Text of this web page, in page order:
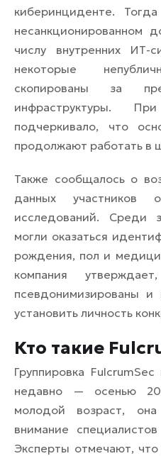
киберинциденте.
несанкционированном
числу внутренних ИТ-
некоторые
скопированы за
инфраструктуры.
подчеркивало, что
продолжают работать в
Также сообщалось о
данных участников
исследований. Среди
могли оказаться
рождения, пол и
компания
псевдонимизированы
установить личность
Кто такие
Группировка
недавно — осенью
молодой возраст,
внимание
Эксперты отмечают, что